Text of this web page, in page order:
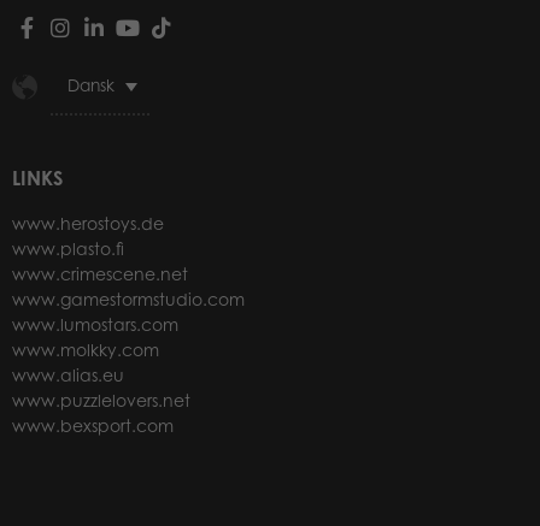
Dansk
LINKS
www.herostoys.de
www.plasto.fi
www.crimescene.net
www.gamestormstudio.com
www.lumostars.com
www.molkky.com
www.alias.eu
www.puzzlelovers.net
www.bexsport.com